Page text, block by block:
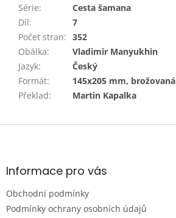
Série:
Cesta šamana
Díl:
7
Počet stran: 352
Obálka:
Vladimir Manyukhin
Jazyk:
Český
Formát:
145x205 mm, brožovaná
Překlad: Martin Kapalka
Z
aInformace pro vás
Obchodní podmínky
Podmínky ochrany osobních údajů